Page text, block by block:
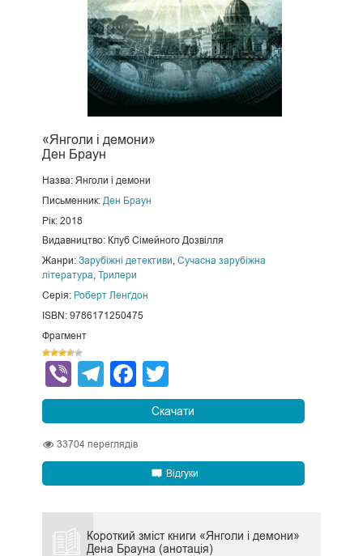
«Янголи і демони»
Ден Браун
Назва: Янголи і демони
Письменник: Ден Браун
Рік: 2018
Видавництво: Клуб Сімейного Дозвілля
Жанри: Зарубіжні детективи, Сучасна зарубіжна
література, Трилери
Серія: Роберт Ленґдон
ISBN: 9786171250475
Фрагмент
ViberTelegram
Facebook
Скачати
33704 переглядів
Відгуки
Короткий зміст книги «Янголи і демони»
Дена Брауна (анотація)